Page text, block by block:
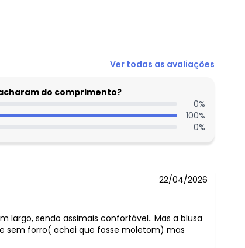
N/D*
R$ 59,99
R$ 108,49
N/D*
N/D*
Ver todas as avaliações
do comprimento?
0%
100%
0%
22/04/2026
sendo assimais confortável.. Mas a blusa
sem forro( achei que fosse moletom) mas